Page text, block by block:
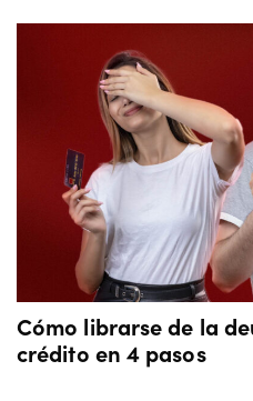
Cómo librarse de la
crédito en 4 pasos